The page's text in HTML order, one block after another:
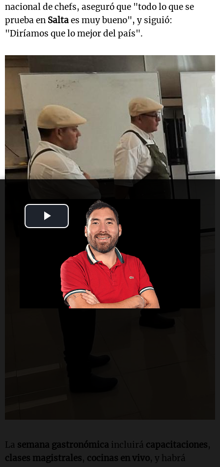
Video
nacional de chefs, aseguró que "todo lo que se
prueba en Saltaes muy bueno", y siguió:
"Diríamos que lo mejor del país".
La semana gastronómica incluirá capacitaciones,
clases magistrales, cocinas en vivo, y habrá